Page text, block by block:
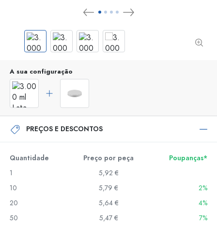
A sua configuração
PREÇOS E DESCONTOS
Quantidade Preço por peça
Poupanças*
1
5,92 €
10
5,79 €
2%
20
5,64 €
4%
50
5,47 €
7%